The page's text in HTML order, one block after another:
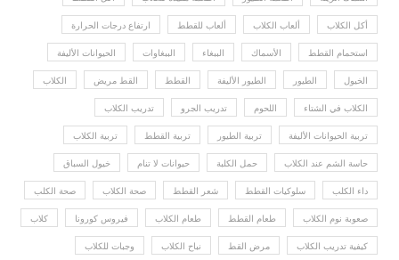
أكل الكلاب ألعاب الكلاب ألعاب للقطط ارتفاع درجات الحرارة
استحمام القطط الأسماك الببغاء الببغاوات الحيوانات الأليفة
الخيول الطيور الطيور الأليفة القطط القط مريض الكلاب
الكلاب في الشتاء اللحوم تدريب الجرو تدريب الكلاب
تربية الحيوانات الأليفة تربية الطيور تربية القطط تربية الكلاب
حاسة الشم عند الكلاب حمل الكلبة حيوانات لا تنام خيول السباق
داء الكلب سلوكيات القطط شعر القطط صحة الكلاب صحة الكلب
صعوبة نوم الكلاب طعام القطط طعام الكلاب فيروس كورونا كلاب
كيفية تدريب الكلاب مرض القط نباح الكلاب وجبات للكلاب